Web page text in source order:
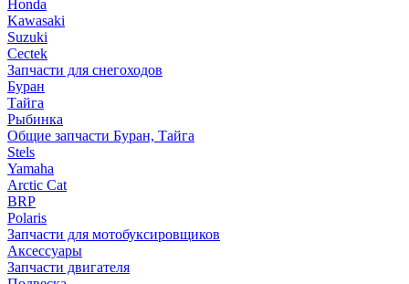
Honda
Kawasaki
Suzuki
Cectek
Запчасти для снегоходов
Буран
Тайга
Рыбинка
Общие запчасти Буран, Тайга
Stels
Yamaha
Arctic Cat
BRP
Polaris
Запчасти для мотобуксировщиков
Аксессуары
Запчасти двигателя